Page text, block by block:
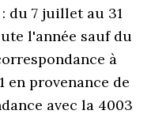
du 7 juillet au 31
l'année sauf du
à
en provenance de
avec la 4003